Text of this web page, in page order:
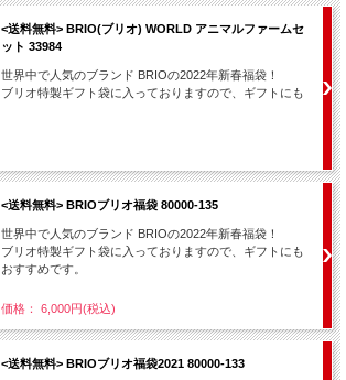
<送料無料> BRIO(ブリオ) WORLD アニマルファームセ
ット 33984
世界中で人気のブランド BRIOの2022年新春福袋！
ブリオ特製ギフト袋に入っておりますので、ギフトにも
<送料無料> BRIOブリオ福袋 80000-135
世界中で人気のブランド BRIOの2022年新春福袋！
ブリオ特製ギフト袋に入っておりますので、ギフトにも
おすすめです。
価格： 6,000円(税込)
<送料無料> BRIOブリオ福袋2021 80000-133